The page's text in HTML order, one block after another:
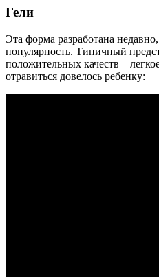
Гели
Эта форма разработана
популярность. Типичный
положительных качеств –
отравиться довелось ребенку: